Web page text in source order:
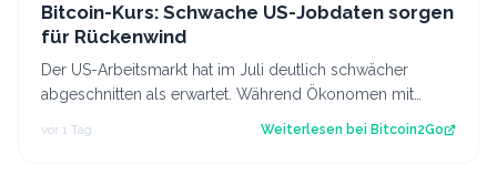
Bitcoin-Kurs: Schwache US-Jobdaten sorgen
für Rückenwind
Der US-Arbeitsmarkt hat im Juli deutlich schwächer
abgeschnitten als erwartet. Während Ökonomen mit
einem Stellenaufbau gerechnet hatten, gi…
vor 1 Tag Weiterlesen bei Bitcoin2Go